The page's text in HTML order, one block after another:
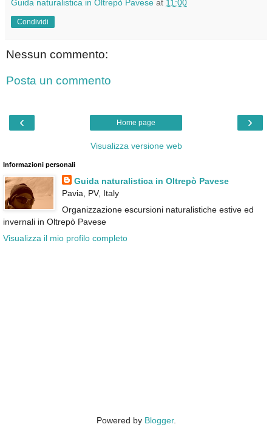
Guida naturalistica in Oltrepò Pavese at 11:00
Condividi
Nessun commento:
Posta un commento
‹ ›
Home page
Visualizza versione web
Informazioni personali
Guida naturalistica in Oltrepò Pavese
Pavia, PV, Italy
Organizzazione escursioni naturalistiche estive ed
invernali in Oltrepò Pavese
Visualizza il mio profilo completo
Powered by Blogger.